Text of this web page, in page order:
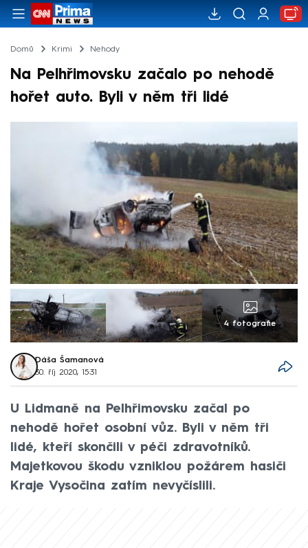
Domů Krimi Nehody
Na Pelhřimovsku začalo po nehodě
hořet auto. Byli v něm tři lidé
4 fotografie
Dáša Šamanová
30. říj 2020, 15:31
U Lidmaně na Pelhřimovsku začal po
nehodě hořet osobní vůz. Byli v něm tři
lidé, kteří skončili v péči zdravotníků.
Majetkovou škodu vzniklou požárem hasiči
Kraje Vysočina zatím nevyčíslili.